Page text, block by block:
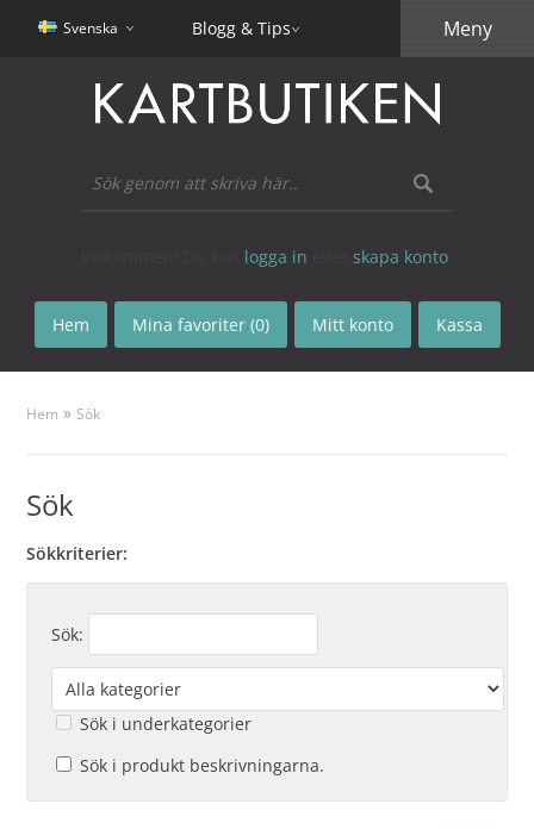
Svenska Blogg & Tips
logga in skapa konto
Hem Mina favoriter (0) Mitt konto Kassa
Meny
Hem » Sök
Sök
Sökkriterier:
Sök:
Sök i underkategorier
Sök i produkt beskrivningarna.